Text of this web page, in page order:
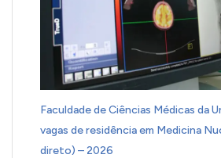
Faculdade de Ciências Médicas da
vagas de residência em Medicina
direto) – 2026